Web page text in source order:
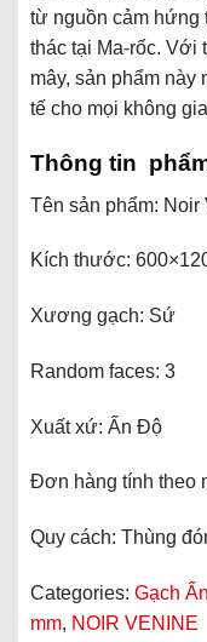
từ nguồn cảm hứng
thác tại Ma-rốc. Với
mây, sản phẩm này
tế cho mọi không
Thông tin
Tên sản phẩm: Noir
Kích thước:
Xương gạch: Sứ
Random faces: 3
Xuất xứ: Ấn Độ
Đơn hàng tính theo
Quy cách: Thùng
Categories: Gạch
mm, NOIR VENINE